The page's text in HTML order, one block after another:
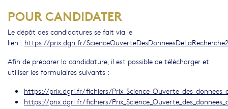
POUR CANDIDATER
Le dépôt des candidatures se fait via le
lien : https://prix.dgri.fr/
Afin de préparer la candidature, il est possible de télécharger et
utiliser les formulaires suivants :
https://prix.dgri.fr/fichiers/
https://prix.dgri.fr/fichiers/